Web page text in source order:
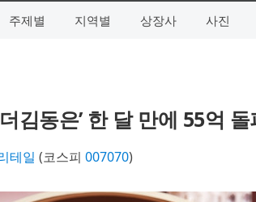
주제별 지역별 상장사 사진
김동은’ 한 달 만에 55억
테일 (코스피 007070)